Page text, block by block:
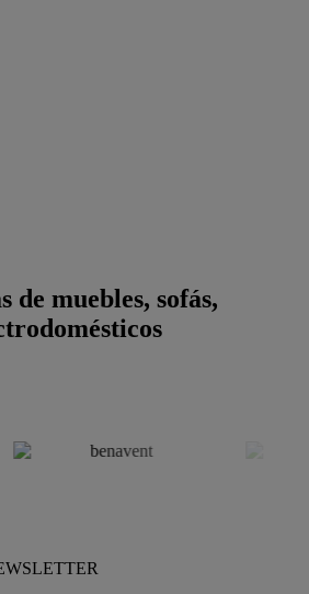
de muebles, sofás,